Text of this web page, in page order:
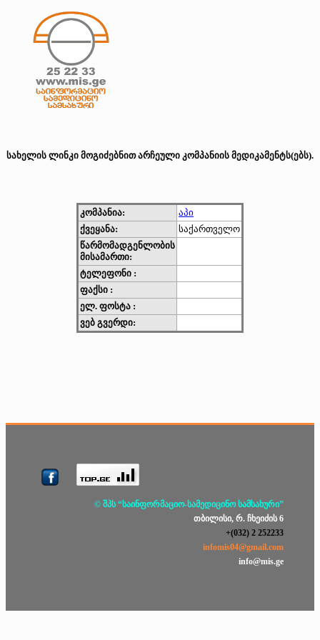
სახელის ლინკი მოგიძებნით არჩეული კომპანიის მედიკამენტს(ებს).
კომპანია:
აპი
ქვეყანა:
საქართველო
წარმომადგენლობის
მისამართი:
ტელეფონი :
ფაქსი :
ელ. ფოსტა :
ვებ გვერდი:
© შპს “საინფორმაციო-სამედიცინო სამსახური”
თბილისი, რ. ჩხეიძის 6
+(032) 2 252233
infomis04@gmail.com
info@mis.ge